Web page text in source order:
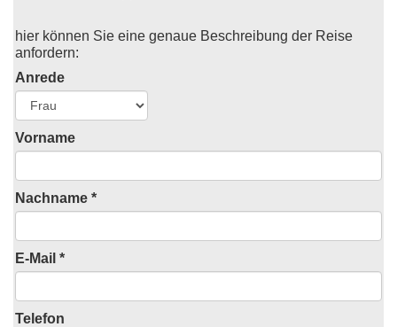
hier können Sie eine genaue Beschreibung der Reise
anfordern:
Anrede
Vorname
Nachname *
E-Mail *
Telefon